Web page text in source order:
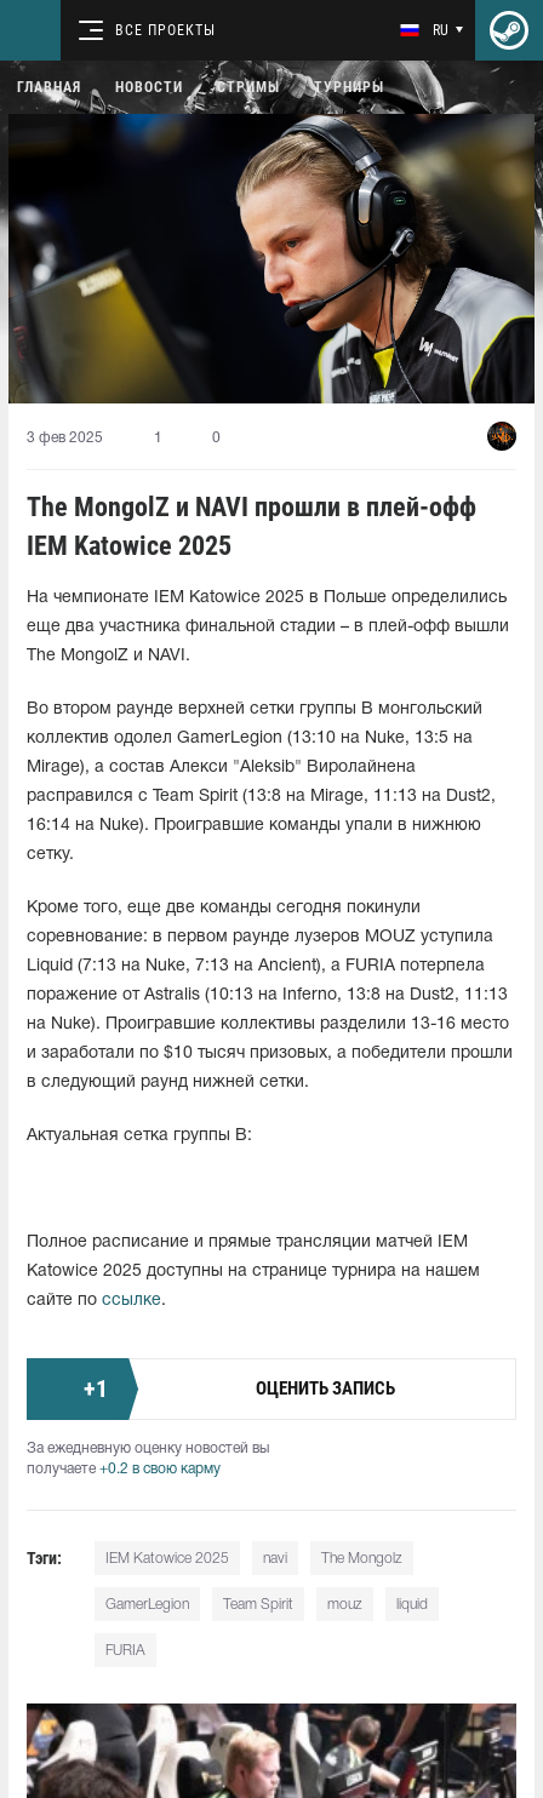
ВСЕ ПРОЕКТЫ RU
ГЛАВНАЯ НОВОСТИ СТРИМЫ ТУРНИРЫ
3 фев 2025 1 0
The MongolZ и NAVI прошли в плей-офф
IEM Katowice 2025
На чемпионате IEM Katowice 2025 в Польше определились
еще два участника финальной стадии – в плей-офф вышли
The MongolZ и NAVI.
Во втором раунде верхней сетки группы B монгольский
коллектив одолел GamerLegion (13:10 на Nuke, 13:5 на
Mirage), а состав Алекси "Aleksib" Виролайнена
расправился с Team Spirit (13:8 на Mirage, 11:13 на Dust2,
16:14 на Nuke). Проигравшие команды упали в нижнюю
сетку.
Кроме того, еще две команды сегодня покинули
соревнование: в первом раунде лузеров MOUZ уступила
Liquid (7:13 на Nuke, 7:13 на Ancient), а FURIA потерпела
поражение от Astralis (10:13 на Inferno, 13:8 на Dust2, 11:13
на Nuke). Проигравшие коллективы разделили 13-16 место
и заработали по $10 тысяч призовых, а победители прошли
в следующий раунд нижней сетки.
Актуальная сетка группы B:
Полное расписание и прямые трансляции матчей IEM
Katowice 2025 доступны на странице турнира на нашем
сайте по ссылке.
+1 ОЦЕНИТЬ ЗАПИСЬ
За ежедневную оценку новостей вы
получаете +0.2 в свою карму
Тэги: IEM Katowice 2025 navi The Mongolz
GamerLegion Team Spirit mouz liquid
FURIA